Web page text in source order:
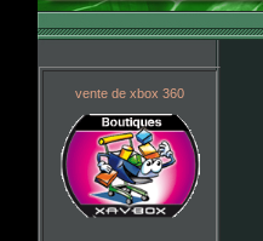
vente de xbox 360